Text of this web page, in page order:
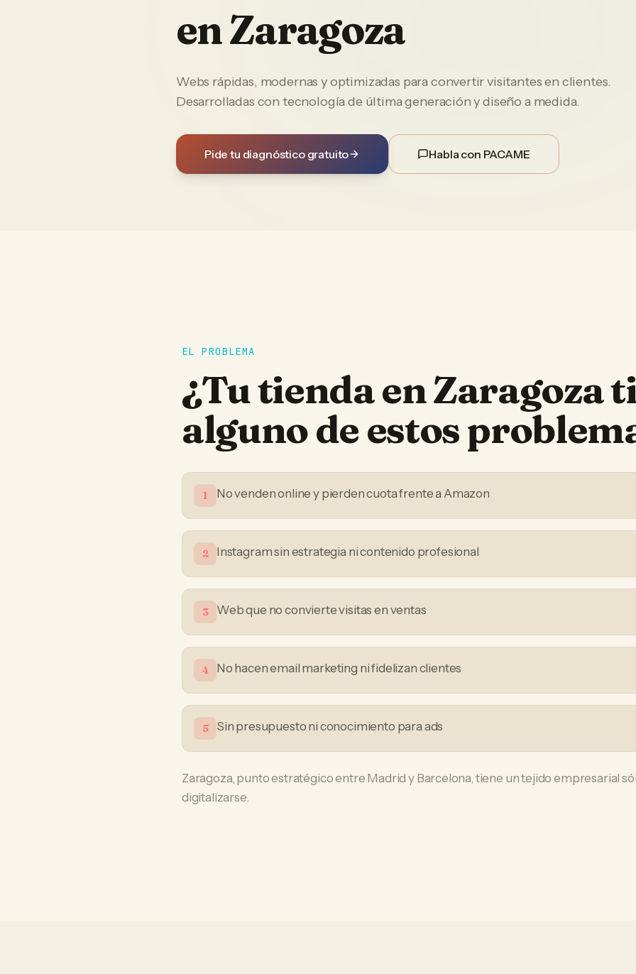
enZaragoza
Webs rápidas, modernas y optimizadas para convertir visitantes en clientes.
Desarrolladas con tecnología de última generación y diseño a medida.
Pide tu diagnóstico gratuito Habla con PACAME
EL PROBLEMA
¿TutiendaenZaragoza
alguno de estos
1 No venden online y pierden cuota frente a Amazon
2 Instagram sin estrategia ni contenido profesional
3 Web que no convierte visitas en ventas
4 No hacen email marketing ni fidelizan clientes
5 Sin presupuesto ni conocimiento para ads
Zaragoza, punto estratégico entre Madrid y Barcelona, tiene un tejido empresarial
digitalizarse.